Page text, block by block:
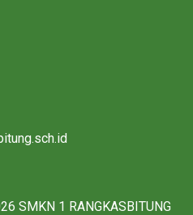
SMKN 1 RANGKASBITUNG